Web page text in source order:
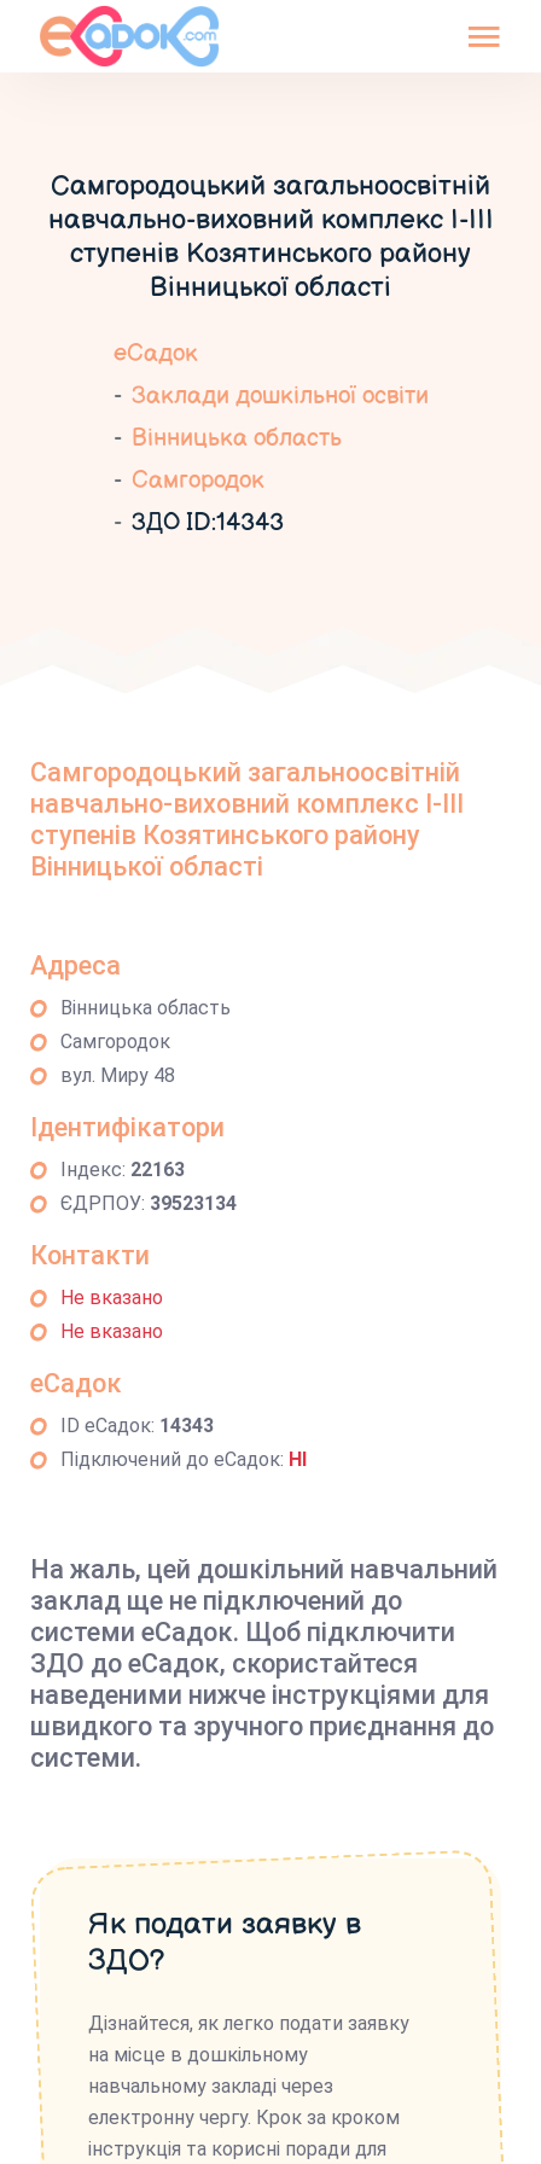
Самгородоцький загальноосвітній
навчально-виховний комплекс І-ІІІ
ступенів Козятинського району
Вінницької області
еСадок
Заклади дошкільної освіти
Вінницька область
Самгородок
ЗДО ID:14343
Самгородоцький загальноосвітній
навчально-виховний комплекс І-ІІІ
ступенів Козятинського району
Вінницької області
Адреса
Вінницька область
Самгородок
вул. Миру 48
Ідентифікатори
Індекс: 22163
ЄДРПОУ: 39523134
Контакти
Не вказано
Не вказано
еСадок
ID еСадок: 14343
Підключений до еСадок: НІ
На жаль, цей дошкільний навчальний
заклад ще не підключений до
системи еСадок. Щоб підключити
ЗДО до еСадок, скористайтеся
наведеними нижче інструкціями для
швидкого та зручного приєднання до
системи.
Як подати заявку в
ЗДО?
Дізнайтеся, як легко подати заявку
на місце в дошкільному
навчальному закладі через
електронну чергу. Крок за кроком
інструкція та корисні поради для